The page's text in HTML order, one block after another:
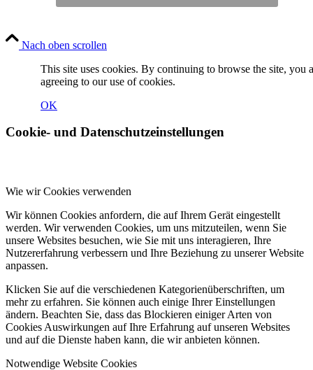
Nach oben scrollen
This site uses cookies. By continuing to browse the site, you
agreeing to our use of cookies.
OK
Cookie- und Datenschutzeinstellungen
Wie wir Cookies verwenden
Wir können Cookies anfordern, die auf Ihrem Gerät eingestellt
werden. Wir verwenden Cookies, um uns mitzuteilen, wenn Sie
unsere Websites besuchen, wie Sie mit uns interagieren, Ihre
Nutzererfahrung verbessern und Ihre Beziehung zu unserer Website
anpassen.
Klicken Sie auf die verschiedenen Kategorienüberschriften, um
mehr zu erfahren. Sie können auch einige Ihrer Einstellungen
ändern. Beachten Sie, dass das Blockieren einiger Arten von
Cookies Auswirkungen auf Ihre Erfahrung auf unseren Websites
und auf die Dienste haben kann, die wir anbieten können.
Notwendige Website Cookies